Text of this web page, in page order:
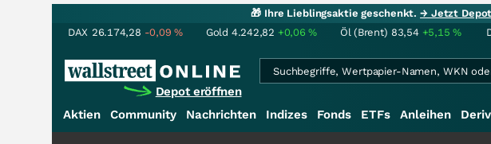
🎁 Ihre Lieblingsaktie geschenkt.→ Jetzt Depot
DAX 26.174,28 -0,09% Gold 4.242,82 +0,06% Öl (Brent) 83,54 +5,15%
Depot eröffnen
Aktien Community Nachrichten Indizes Fonds ETFs Anleihen